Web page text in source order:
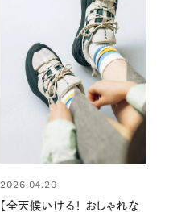
2026.04.20
【全天候いける！ おしゃれな